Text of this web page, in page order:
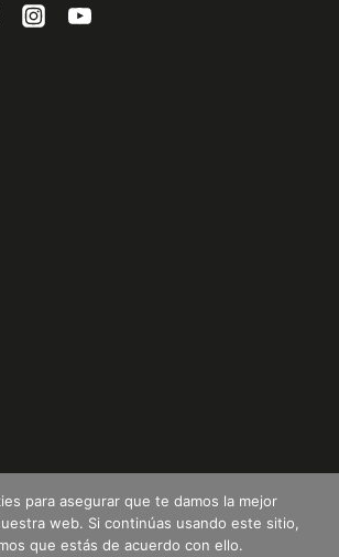
para asegurar que te damos la mejor
web. Si continúas usando este sitio,
que estás de acuerdo con ello.